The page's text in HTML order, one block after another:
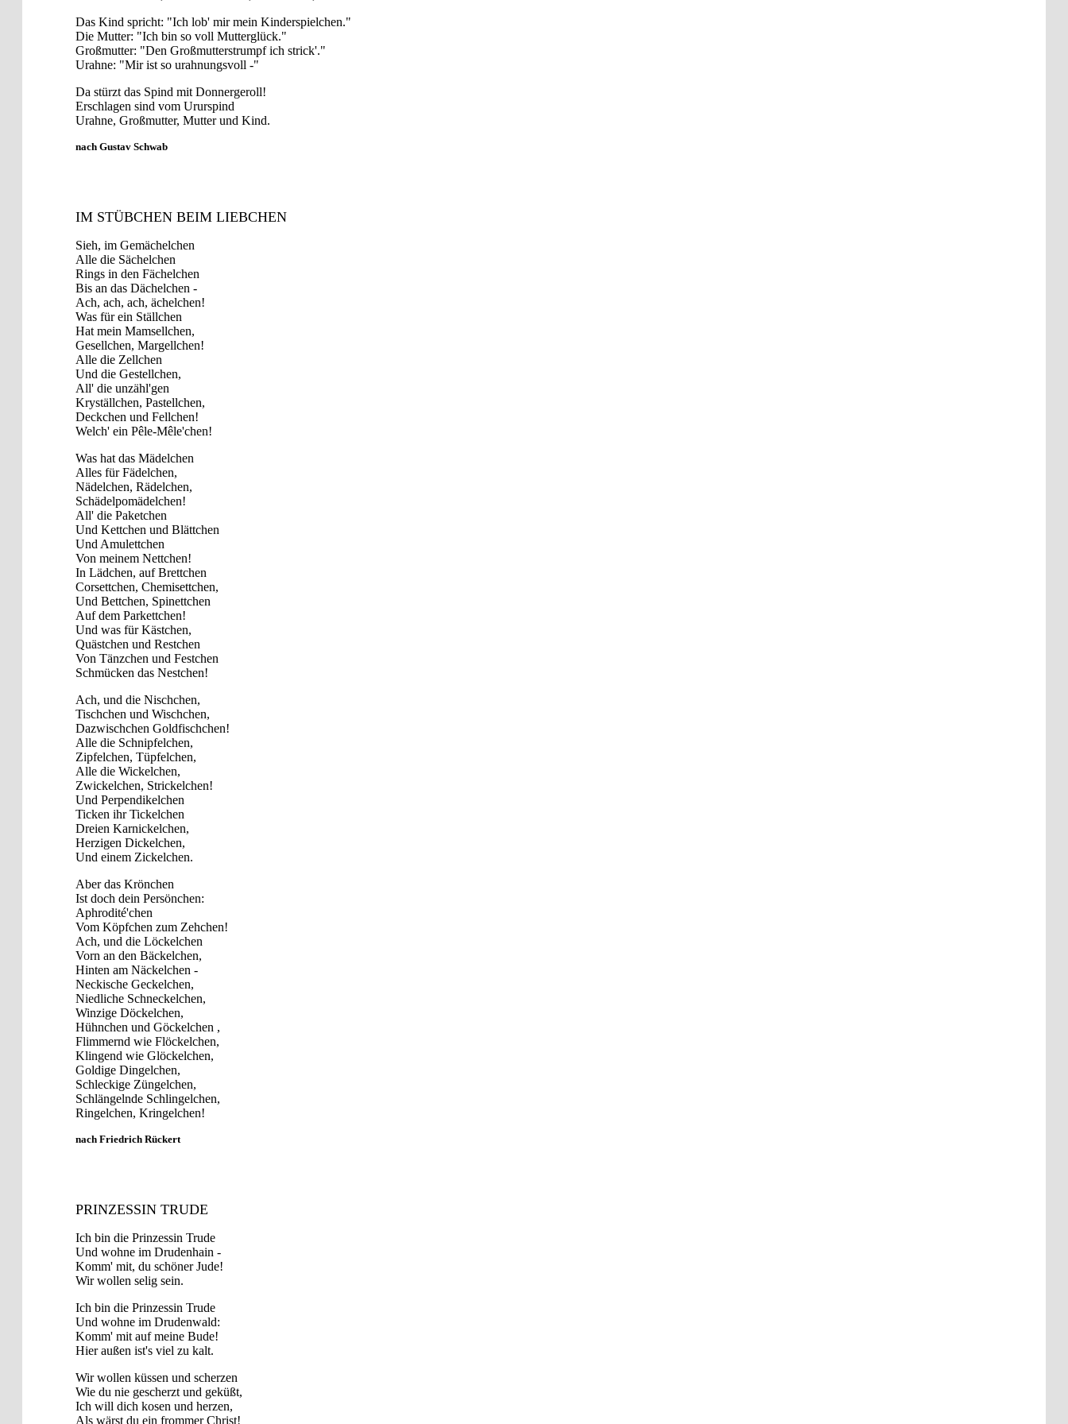
Das Kind spricht: "Ich lob' mir mein Kinderspielchen."
Die Mutter: "Ich bin so voll Mutterglück."
Großmutter: "Den Großmutterstrumpf ich strick'."
Urahne: "Mir ist so urahnungsvoll -"
Da stürzt das Spind mit Donnergeroll!
Erschlagen sind vom Ururspind
Urahne, Großmutter, Mutter und Kind.
nach Gustav Schwab
IM STÜBCHEN BEIM LIEBCHEN
Sieh, im Gemächelchen
Alle die Sächelchen
Rings in den Fächelchen
Bis an das Dächelchen -
Ach, ach, ach, ächelchen!
Was für ein Ställchen
Hat mein Mamsellchen,
Gesellchen, Margellchen!
Alle die Zellchen
Und die Gestellchen,
All' die unzähl'gen
Kryställchen, Pastellchen,
Deckchen und Fellchen!
Welch' ein Pêle-Mêle'chen!
Was hat das Mädelchen
Alles für Fädelchen,
Nädelchen, Rädelchen,
Schädelpomädelchen!
All' die Paketchen
Und Kettchen und Blättchen
Und Amulettchen
Von meinem Nettchen!
In Lädchen, auf Brettchen
Corsettchen, Chemisettchen,
Und Bettchen, Spinettchen
Auf dem Parkettchen!
Und was für Kästchen,
Quästchen und Restchen
Von Tänzchen und Festchen
Schmücken das Nestchen!
Ach, und die Nischchen,
Tischchen und Wischchen,
Dazwischchen Goldfischchen!
Alle die Schnipfelchen,
Zipfelchen, Tüpfelchen,
Alle die Wickelchen,
Zwickelchen, Strickelchen!
Und Perpendikelchen
Ticken ihr Tickelchen
Dreien Karnickelchen,
Herzigen Dickelchen,
Und einem Zickelchen.
Aber das Krönchen
Ist doch dein Persönchen:
Aphrodité'chen
Vom Köpfchen zum Zehchen!
Ach, und die Löckelchen
Vorn an den Bäckelchen,
Hinten am Näckelchen -
Neckische Geckelchen,
Niedliche Schneckelchen,
Winzige Döckelchen,
Hühnchen und Göckelchen ,
Flimmernd wie Flöckelchen,
Klingend wie Glöckelchen,
Goldige Dingelchen,
Schleckige Züngelchen,
Schlängelnde Schlingelchen,
Ringelchen, Kringelchen!
nach Friedrich Rückert
PRINZESSIN TRUDE
Ich bin die Prinzessin Trude
Und wohne im Drudenhain -
Komm' mit, du schöner Jude!
Wir wollen selig sein.
Ich bin die Prinzessin Trude
Und wohne im Drudenwald:
Komm' mit auf meine Bude!
Hier außen ist's viel zu kalt.
Wir wollen küssen und scherzen
Wie du nie gescherzt und geküßt,
Ich will dich kosen und herzen,
Als wärst du ein frommer Christ!